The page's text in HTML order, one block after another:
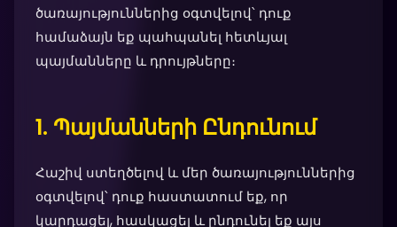
ծառայություններից օգտվելով՝ դուք
համաձայն եք պահպանել հետևյալ
պայմանները և դրույթները։
1. Պայմանների Ընդունում
Հաշիվ ստեղծելով և մեր ծառայություններից
օգտվելով՝ դուք հաստատում եք, որ
կարդացել, հասկացել և ընդունել եք այս